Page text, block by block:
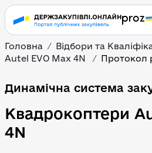
Головна Відбори та
Autel EVO Max 4N
Протокол
Динамічна система
Квадрокоптери
4N